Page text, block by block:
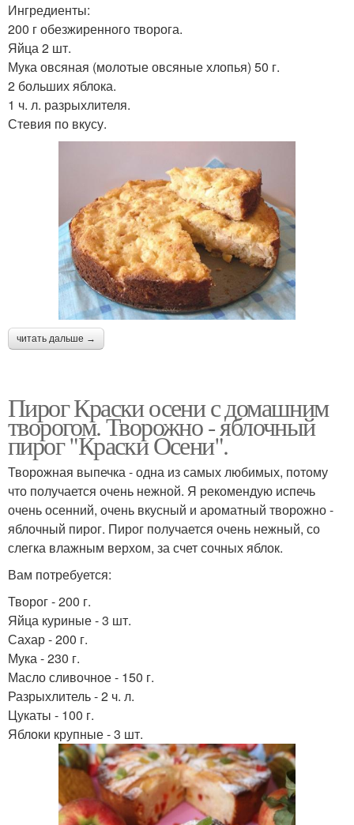
Ингредиенты:
200 г обезжиренного творога.
Яйца 2 шт.
Мука овсяная (молотые овсяные хлопья) 50 г.
2 больших яблока.
1 ч. л. разрыхлителя.
Стевия по вкусу.
читать дальше →
Пирог Краски осени с домашним
творогом. Творожно - яблочный
пирог "Краски Осени".
Творожная выпечка - одна из самых любимых, потому
что получается очень нежной. Я рекомендую испечь
очень осенний, очень вкусный и ароматный творожно -
яблочный пирог. Пирог получается очень нежный, со
слегка влажным верхом, за счет сочных яблок.
Вам потребуется:
Творог - 200 г.
Яйца куриные - 3 шт.
Сахар - 200 г.
Мука - 230 г.
Масло сливочное - 150 г.
Разрыхлитель - 2 ч. л.
Цукаты - 100 г.
Яблоки крупные - 3 шт.